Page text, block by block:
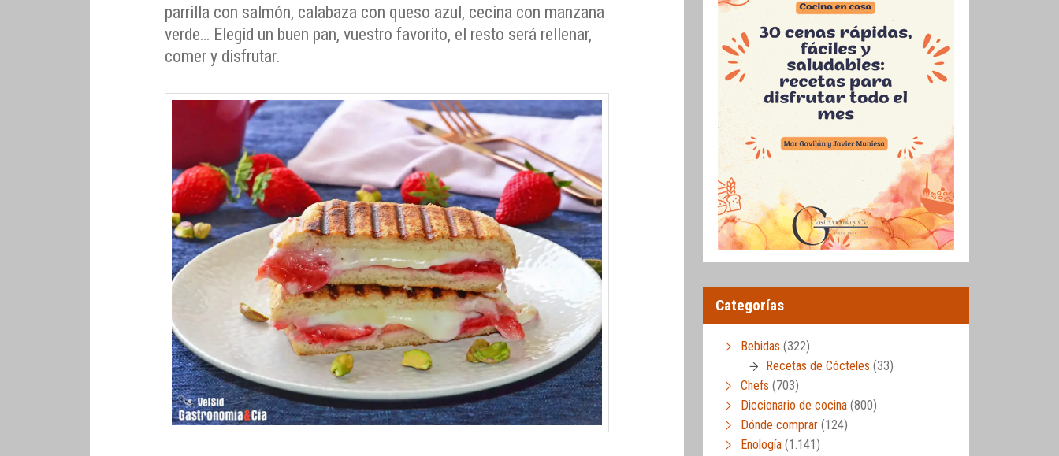
parrilla con salmón, calabaza con queso azul, cecina con manzana
verde… Elegid un buen pan, vuestro favorito, el resto será rellenar,
comer y disfrutar.
Categorías
Bebidas (322)
Recetas de Cócteles (33)
Chefs (703)
Diccionario de cocina (800)
Dónde comprar (124)
Enología (1.141)